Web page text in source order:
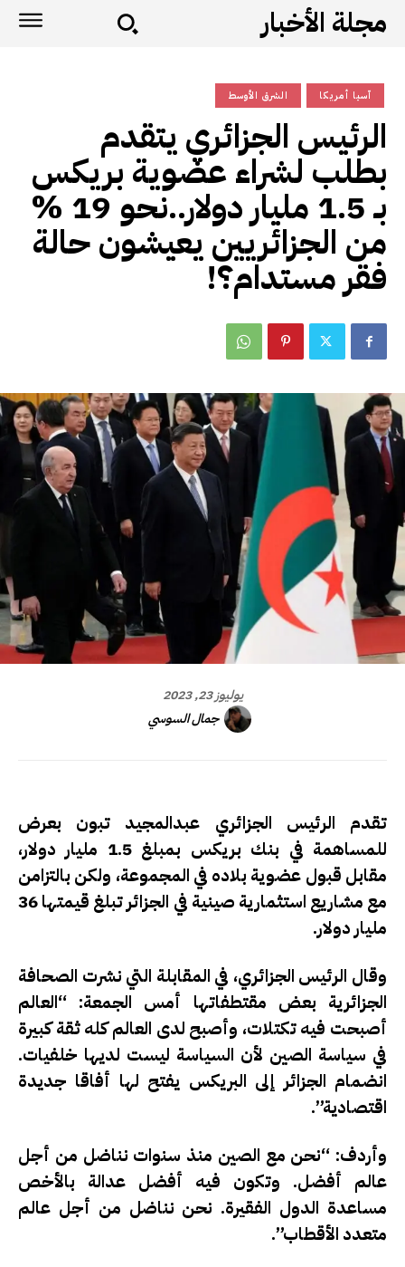
مجلة الأخبار
آسيا أمريكا الشرق الأوسط
الرئيس الجزائري يتقدم
بطلب لشراء عضوية بريكس
بـ 1.5 مليار دولار..نحو 19 %
من الجزائريين يعيشون حالة
فقر مستدام؟!
يوليوز 23, 2023
جمال السوسي
تقدم الرئيس الجزائري عبدالمجيد تبون بعرض
للمساهمة في بنك بريكس بمبلغ 1.5 مليار دولار،
مقابل قبول عضوية بلاده في المجموعة، ولكن بالتزامن
مع مشاريع استثمارية صينية في الجزائر تبلغ قيمتها 36
مليار دولار.
وقال الرئيس الجزائري، في المقابلة التي نشرت الصحافة
الجزائرية بعض مقتطفاتها أمس الجمعة: “العالم
أصبحت فيه تكتلات، وأصبح لدى العالم كله ثقة كبيرة
في سياسة الصين لأن السياسة ليست لديها خلفيات.
انضمام الجزائر إلى البريكس يفتح لها أفاقا جديدة
اقتصادية”.
وأردف: “نحن مع الصين منذ سنوات نناضل من أجل
عالم أفضل. وتكون فيه أفضل عدالة بالأخص
مساعدة الدول الفقيرة. نحن نناضل من أجل عالم
متعدد الأقطاب”.